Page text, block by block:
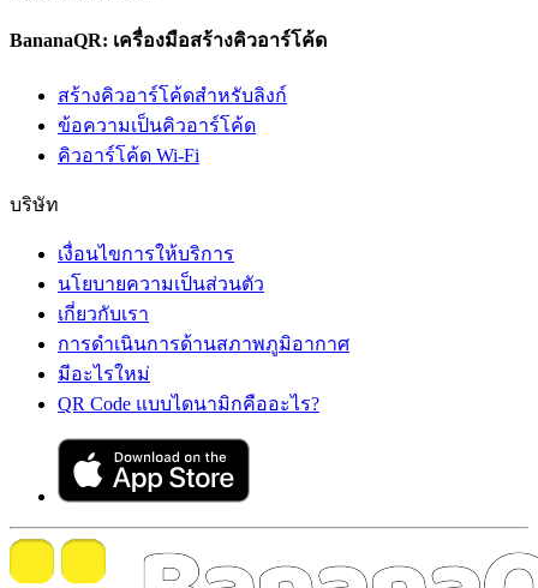
BananaQR: เครื่องมือสร้างคิวอาร์โค้ด
สร้างคิวอาร์โค้ดสำหรับลิงก์
ข้อความเป็นคิวอาร์โค้ด
คิวอาร์โค้ด Wi-Fi
บริษัท
เงื่อนไขการให้บริการ
นโยบายความเป็นส่วนตัว
เกี่ยวกับเรา
การดำเนินการด้านสภาพภูมิอากาศ
มีอะไรใหม่
QR Code แบบไดนามิกคืออะไร?